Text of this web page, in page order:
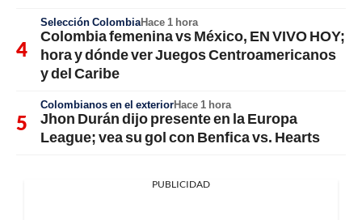
Selección ColombiaHace 1 hora
Colombia femenina vs México, EN VIVO HOY;
hora y dónde ver Juegos Centroamericanos
y del Caribe
Colombianos en el exteriorHace 1 hora
Jhon Durán dijo presente en la Europa
League; vea su gol con Benfica vs. Hearts
PUBLICIDAD